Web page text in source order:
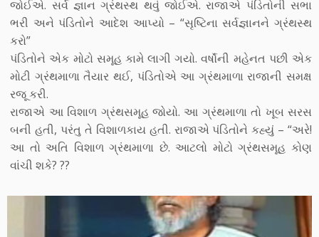
જોઈએ. સર્વ જ્ઞાન ગ્રંથસ્થ થવું જોઈએ. રાજાએ પંડિતોની સભા
ભરી અને પંડિતોને આદેશ આપ્યો – “સૃષ્ટિના સર્વજ્ઞાનને ગ્રંથસ્થ
કરો”
પંડિતોને એક મોટો સમૂહ કામે લાગી ગયો. વર્ષૉની મહેનત પછી એક
મોટી ગ્રંથમાળા તૈયાર થઈ, પંડિતોએ આ ગ્રંથમાળા રાજાની સમક્ષ
રજૂ કરી.
રાજાએ આ વિશાળ ગ્રંથસમૂહ જોયો. આ ગ્રંથમાળા તો ખૂબ સરસ
બની હતી, પરંતુ તે વિશાળકાય હતી. રાજાએ પંડિતોને કહ્યું – “અરે!
આ તો અતિ વિશાળ ગ્રંથમાળા છે. આટલો મોટો ગ્રંથસમૂહ કોણ
વાંચી શકે? ??